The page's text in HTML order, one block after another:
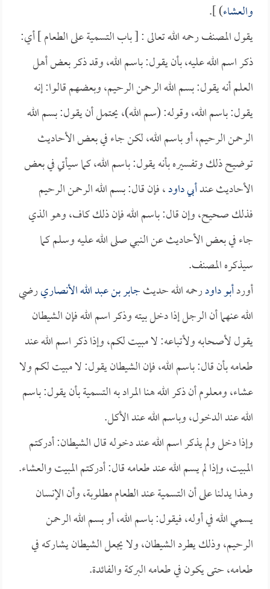
والعشاء) ].
يقول المصنف رحمه الله تعالى : [ باب التسمية على الطعام ] أي:
ذكر اسم الله عليه، بأن يقول: باسم الله، وقد ذكر بعض أهل
العلم أنه يقول: بسم الله الرحمن الرحيم، وبعضهم قالوا: إنه
يقول: باسم الله، وقوله: (سم الله)، يحتمل أن يقول: بسم الله
الرحمن الرحيم، أو باسم الله، لكن جاء في بعض الأحاديث
توضيح ذلك وتفسيره بأنه يقول: باسم الله، كما سيأتي في بعض
الأحاديث عندأبي داود، فإن قال: بسم الله الرحمن الرحيم
فذلك صحيح، وإن قال: باسم الله فإن ذلك كاف، وهو الذي
جاء في بعض الأحاديث عن النبي صلى الله عليه وسلم كما
سيذكره المصنف.
أوردأبو داودرحمه الله حديثجابر بن عبد الله الأنصاريرضي
الله عنهما أن الرجل إذا دخل بيته وذكر اسم الله فإن الشيطان
يقول لأصحابه ولأتباعه: لا مبيت لكم، وإذا ذكر اسم الله عند
طعامه بأن قال: باسم الله، فإن الشيطان يقول: لا مبيت لكم ولا
عشاء، ومعلوم أن ذكر الله هنا المراد به التسمية بأن يقول: باسم
الله عند الدخول، وباسم الله عند الأكل.
وإذا دخل ولم يذكر اسم الله عند دخوله قال الشيطان: أدركتم
المبيت، وإذا لم يسم الله عند طعامه قال: أدركتم المبيت والعشاء.
وهذا يدلنا على أن التسمية عند الطعام مطلوبة، وأن الإنسان
يسمي الله في أوله، فيقول: باسم الله، أو بسم الله الرحمن
الرحيم، وذلك يطرد الشيطان، ولا يجعل الشيطان يشاركه في
طعامه، حتى يكون في طعامه البركة والفائدة.